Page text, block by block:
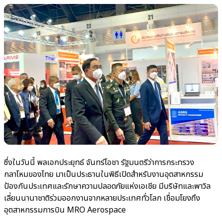
ซึ่งในวันนี้ พลเอกประยุทธ์ จันทร์โอชา รัฐมนตรีว่าการกระทรวง
กลาโหมของไทย มาเป็นประธานในพิธีเปิดสำหรับงานอุตสาหกรรม
ป้องกันประเทศและรักษาความปลอดภัยแห่งเอเชีย มีบริษัทและพาวิล
เลี่ยนนานาชาติร่วมออกงานจากหลายประเทศทั่วโลก เชื่อมโยงถึง
อุตสาหกรรมการบิน MRO Aerospace